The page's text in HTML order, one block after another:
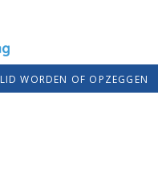
LID WORDEN OF OPZEGGEN